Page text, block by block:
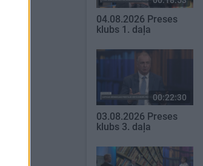
04.08.2026 Preses
klubs 1. daļa
00:22:30
03.08.2026 Preses
klubs 3. daļa